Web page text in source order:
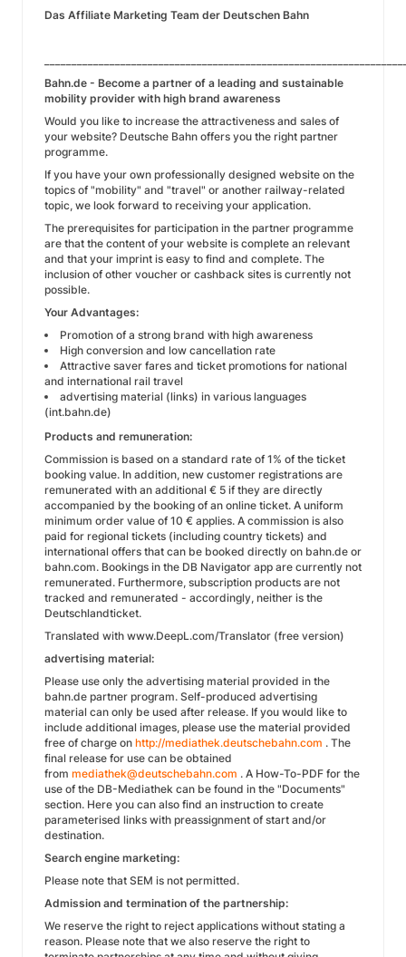
Das Affiliate Marketing Team der Deutschen Bahn
Bahn.de - Become a partner of a leading and sustainable
mobility provider with high brand awareness
Would you like to increase the attractiveness and sales of
your website? Deutsche Bahn offers you the right partner
programme.
If you have your own professionally designed website on the
topics of "mobility" and "travel" or another railway-related
topic, we look forward to receiving your application.
The prerequisites for participation in the partner programme
are that the content of your website is complete an relevant
and that your imprint is easy to find and complete. The
inclusion of other voucher or cashback sites is currently not
possible.
Your Advantages:
Promotion of a strong brand with high awareness
High conversion and low cancellation rate
Attractive saver fares and ticket promotions for national
and international rail travel
advertising material (links) in various languages
(int.bahn.de)
Products and remuneration:
Commission is based on a standard rate of 1% of the ticket
booking value. In addition, new customer registrations are
remunerated with an additional € 5 if they are directly
accompanied by the booking of an online ticket. A uniform
minimum order value of 10 € applies. A commission is also
paid for regional tickets (including country tickets) and
international offers that can be booked directly on bahn.de or
bahn.com. Bookings in the DB Navigator app are currently not
remunerated. Furthermore, subscription products are not
tracked and remunerated - accordingly, neither is the
Deutschlandticket.
Translated with www.DeepL.com/Translator (free version)
advertising material:
Please use only the advertising material provided in the
bahn.de partner program. Self-produced advertising
material can only be used after release. If you would like to
include additional images, please use the material provided
free of charge on http://mediathek.deutschebahn.com . The
final release for use can be obtained
from mediathek@deutschebahn.com . A How-To-PDF for the
use of the DB-Mediathek can be found in the "Documents"
section. Here you can also find an instruction to create
parameterised links with preassignment of start and/or
destination.
Search engine marketing:
Please note that SEM is not permitted.
Admission and termination of the partnership:
We reserve the right to reject applications without stating a
reason. Please note that we also reserve the right to